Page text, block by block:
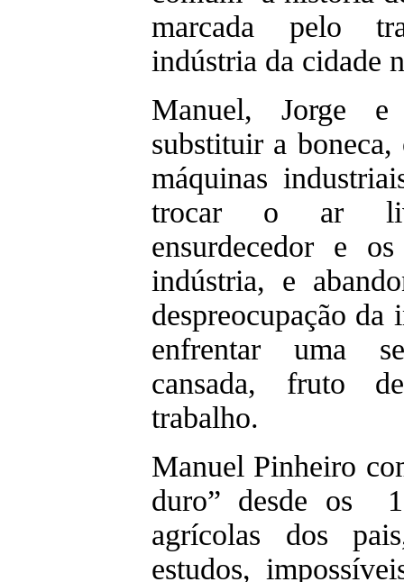
marcada pelo
indústria da cidade
Manuel, Jorge
substituir a
máquinas
trocar o ar
ensurdecedor e
indústria, e
despreocupação da
enfrentar uma
cansada, fruto
trabalho.
Manuel Pinheiro
duro” desde os
agrícolas dos
estudos,